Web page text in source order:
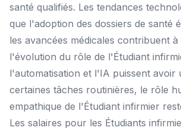
santé qualifiés. Les tendances
que l'adoption des dossiers de santé
les avancées médicales contribuent
l'évolution du rôle de l'Étudiant
l'automatisation et l'IA puissent avoir
certaines tâches routinières, le rôle
empathique de l'Étudiant infirmier
Les salaires pour les Étudiants